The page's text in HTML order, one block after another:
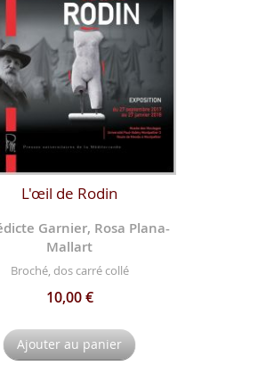
L'œil de Rodin
Garnier, Rosa Plana-
Mallart
Broché, dos carré collé
10,00 €
Ajouter au panier